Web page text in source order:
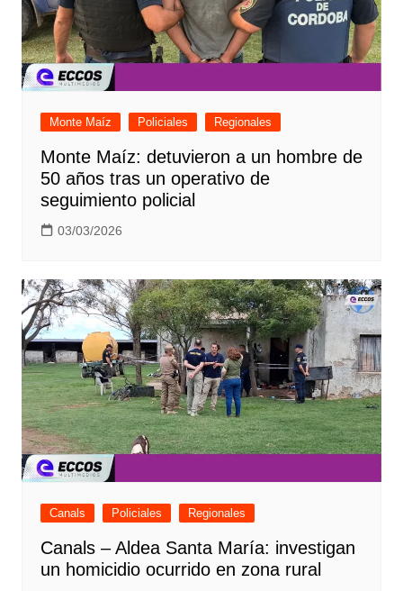
Monte Maíz Policiales Regionales
Monte Maíz: detuvieron a un hombre de
50 años tras un operativo de
seguimiento policial
03/03/2026
Canals Policiales Regionales
Canals – Aldea Santa María: investigan
un homicidio ocurrido en zona rural